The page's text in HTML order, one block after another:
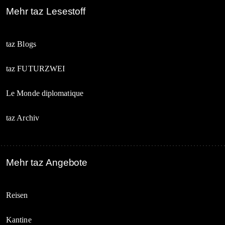
Mehr taz Lesestoff
taz Blogs
taz FUTURZWEI
Le Monde diplomatique
taz Archiv
Mehr taz Angebote
Reisen
Kantine